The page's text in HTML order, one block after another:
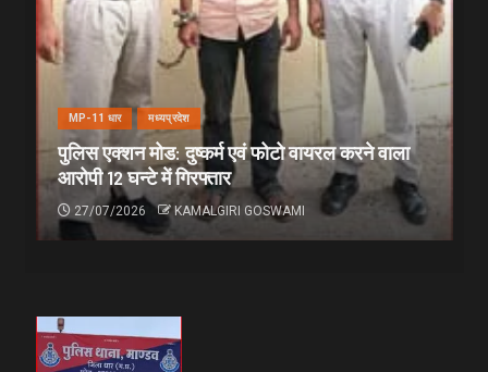
MP-11 धार मध्यप्रदेश
पुलिस एक्शन मोड: दुष्कर्म एवं फोटो वायरल करने वाला
आरोपी 12 घन्टे में गिरफ्तार
27/07/2026 KAMALGIRI GOSWAMI